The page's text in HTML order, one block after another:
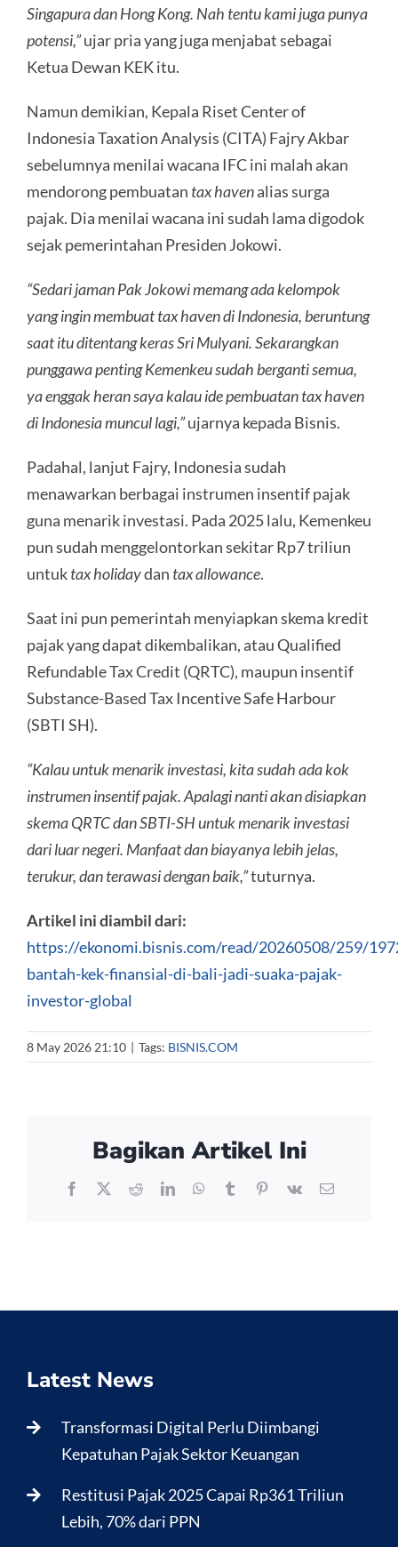
Singapura dan Hong Kong. Nah tentu kami juga punya
potensi,”ujar pria yang juga menjabat sebagai
Ketua Dewan KEK itu.
Namun demikian, Kepala Riset Center of
Indonesia Taxation Analysis (CITA) Fajry Akbar
sebelumnya menilai wacana IFC ini malah akan
mendorong pembuatan tax havenalias surga
pajak. Dia menilai wacana ini sudah lama digodok
sejak pemerintahan Presiden Jokowi.
“Sedari jaman Pak Jokowi memang ada kelompok
yang ingin membuat tax haven di Indonesia, beruntung
saat itu ditentang keras Sri Mulyani. Sekarangkan
punggawa penting Kemenkeu sudah berganti semua,
ya enggak heran saya kalau ide pembuatan tax haven
di Indonesia muncul lagi,”ujarnya kepada Bisnis.
Padahal, lanjut Fajry, Indonesia sudah
menawarkan berbagai instrumen insentif pajak
guna menarik investasi. Pada 2025 lalu, Kemenkeu
pun sudah menggelontorkan sekitar Rp7 triliun
untuktax holidaydan tax allowance.
Saat ini pun pemerintah menyiapkan skema kredit
pajak yang dapat dikembalikan, atau Qualified
Refundable Tax Credit (QRTC), maupun insentif
Substance-Based Tax Incentive Safe Harbour
(SBTI SH).
“Kalau untuk menarik investasi, kita sudah ada kok
instrumen insentif pajak. Apalagi nanti akan disiapkan
skema QRTC dan SBTI-SH untuk menarik investasi
dari luar negeri. Manfaat dan biayanya lebih jelas,
terukur, dan terawasi dengan baik,”tuturnya.
Artikel ini diambil dari:
https://ekonomi.bisnis.com/read/20260508/259/
bantah-kek-finansial-di-bali-jadi-suaka-pajak-
investor-global
8 May 2026 21:10 | Tags: BISNIS.COM
Bagikan Artikel Ini
Facebook
X RedditLinkedInWhatsApp
TumblrPinterest
Vk Email
Latest News
Transformasi Digital Perlu Diimbangi
Kepatuhan Pajak Sektor Keuangan
Restitusi Pajak 2025 Capai Rp361 Triliun
Lebih, 70% dari PPN